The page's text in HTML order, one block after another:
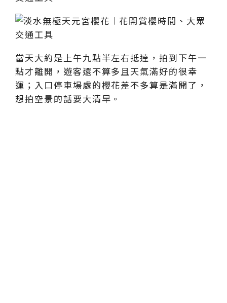
當天大約是上午九點半左右抵達，拍到下午一
點才離開，遊客還不算多且天氣滿好的很幸
運；入口停車場處的櫻花差不多算是滿開了，
想拍空景的話要大清早。